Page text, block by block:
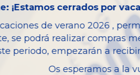
Modelo
¡Estamos cerrados por
de verano 2026 ,
se podrá realizar compras
periodo, empezarán a
Os esperamos a la